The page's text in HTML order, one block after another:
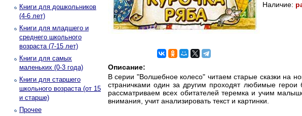
Книги для дошкольников
(4-6 лет)
Книги для младшего и
среднего школьного
возраста (7-15 лет)
Книги для самых
маленьких (0-3 года)
Книги для старшего
школьного возраста (от 15
и старше)
Прочее
Наличие:
Описание:
В серии "Волшебное колесо" читаем старые сказки на
страничками один за другим проходят любимые
рассматриваем всех обитателей теремка и учим
внимания, учит анализировать текст и картинки.